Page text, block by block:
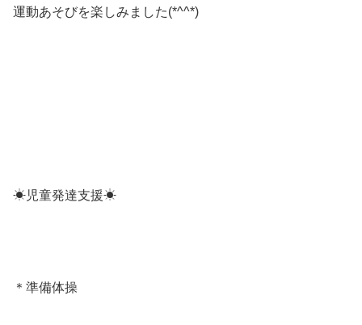
運動あそびを楽しみました(*^^*)
☀児童発達支援☀
＊準備体操